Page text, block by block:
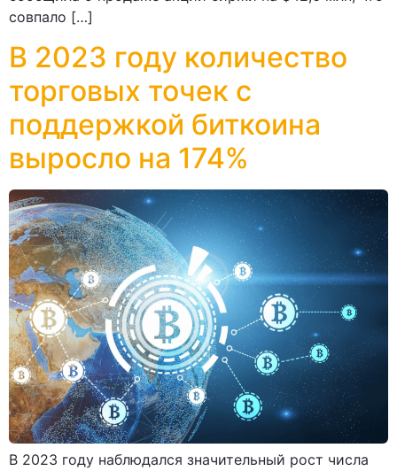
совпало […]
В 2023 году количество
торговых точек с
поддержкой биткоина
выросло на 174%
В 2023 году наблюдался значительный рост числа